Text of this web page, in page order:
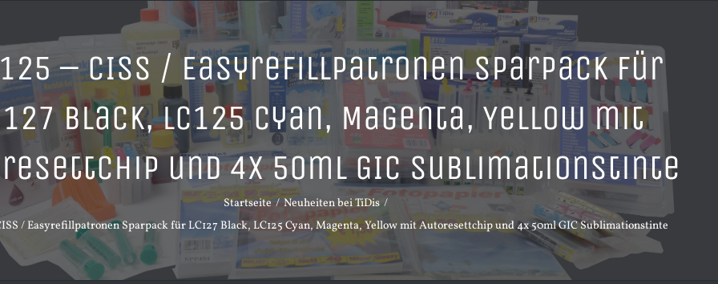
– CISS / Easyrefillpatronen Sparpack für
Black, LC125 Cyan, Magenta, Yellow mit
und 4x 50ml GIC Sublimationstinte
Startseite
Neuheiten bei TiDis
/ Easyrefillpatronen Sparpack für LC127 Black, LC125 Cyan, Magenta, Yellow mit Autoresettchip und 4x 50ml GIC Sublimationstinte